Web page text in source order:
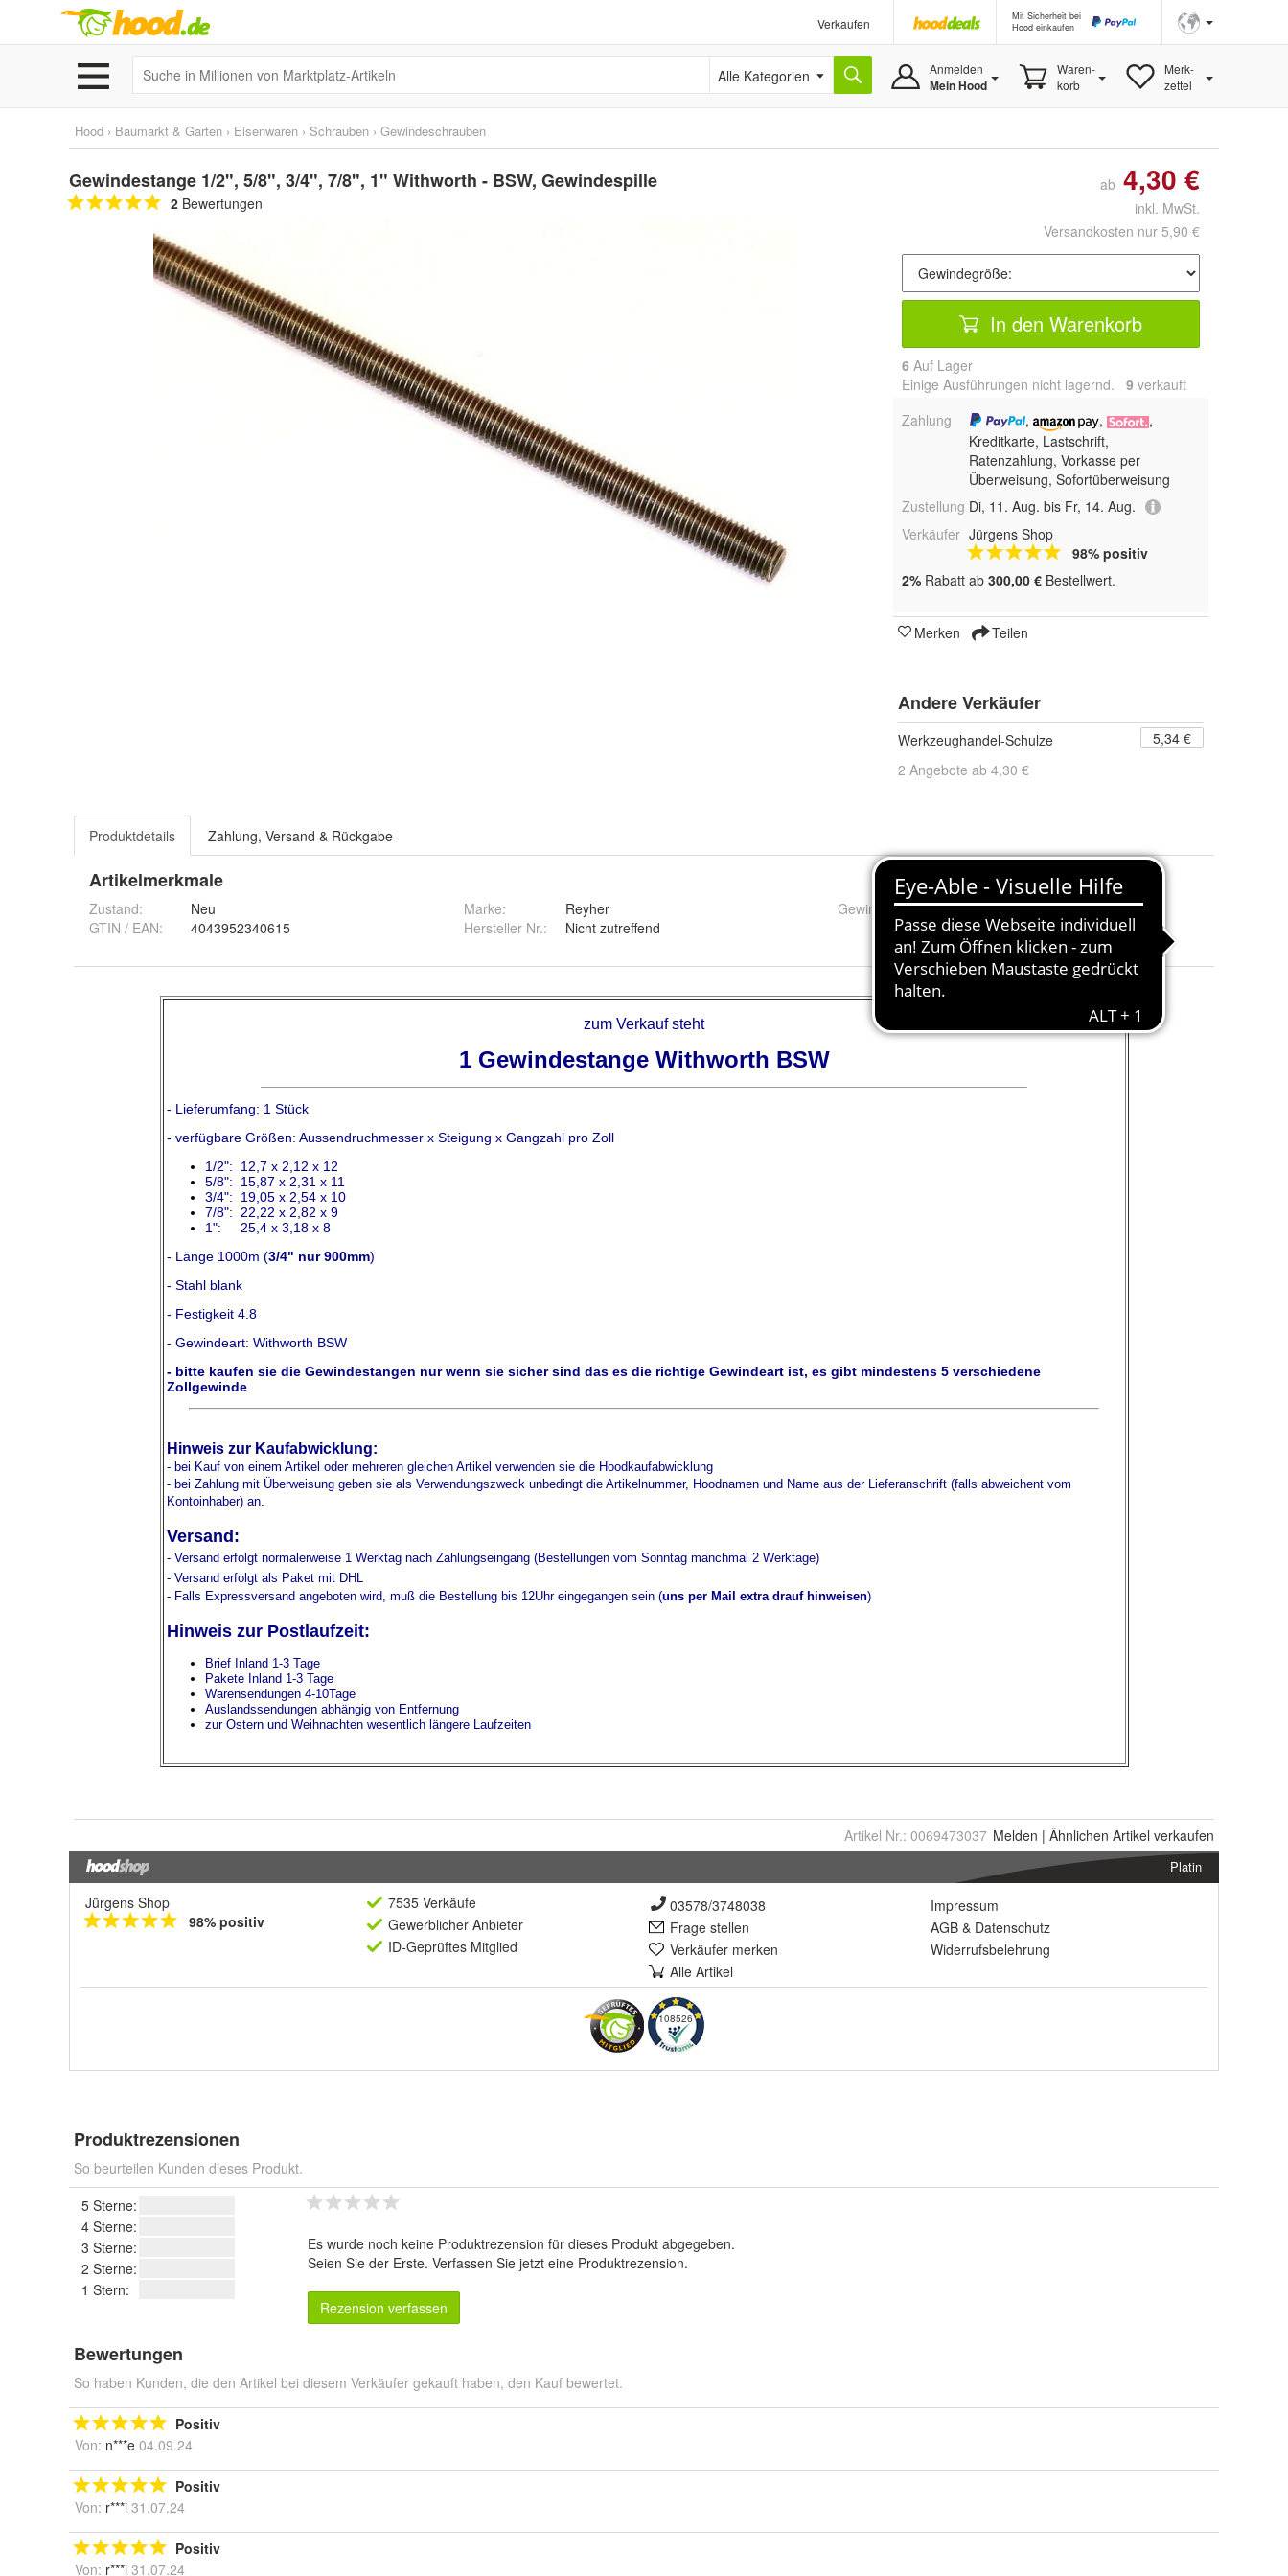
Verkaufen
Mit Sicherheit bei
Hood einkaufen
Alle Kategorien Anmelden
Mein Hood
Waren-
korb
Merk-
zettel
Hood › Baumarkt & Garten › Eisenwaren › Schrauben › Gewindeschrauben
Gewindestange 1/2", 5/8", 3/4", 7/8", 1" Withworth - BSW, Gewindespille
2 Bewertungen
ab 4,30 €
inkl. MwSt.
Versandkosten nur 5,90 €
In den Warenkorb
6 Auf Lager
Einige Ausführungen nicht lagernd. 9 verkauft
Zahlung
, ,
,
Kreditkarte, Lastschrift,
Ratenzahlung, Vorkasse per
Überweisung, Sofortüberweisung
Zustellung Di, 11. Aug. bis Fr, 14. Aug.
Verkäufer Jürgens Shop
98% positiv
2% Rabatt ab 300,00 € Bestellwert.
Merken Teilen
Andere Verkäufer
Werkzeughandel-Schulze
5,34 €
2 Angebote ab 4,30 €
Produktdetails Zahlung, Versand & Rückgabe
Artikelmerkmale
Zustand:
Neu
GTIN / EAN:
4043952340615
Marke:
Reyher
Hersteller Nr.:
Nicht zutreffend
Gewindegröße: 1/2", 5/8", 3/4", 7/8" und 1"
Artikel Nr.: 0069473037 Melden | Ähnlichen Artikel verkaufen
Platin
Jürgens Shop
98% positiv
7535 Verkäufe
Gewerblicher Anbieter
ID-Geprüftes Mitglied
03578/3748038
Frage stellen
Verkäufer merken
Alle Artikel
Impressum
AGB & Datenschutz
Widerrufsbelehrung
108526
Produktrezensionen
So beurteilen Kunden dieses Produkt.
5 Sterne:
4 Sterne:
3 Sterne:
2 Sterne:
1 Stern:
Es wurde noch keine Produktrezension für dieses Produkt abgegeben.
Seien Sie der Erste. Verfassen Sie jetzt eine Produktrezension.
Rezension verfassen
Bewertungen
So haben Kunden, die den Artikel bei diesem Verkäufer gekauft haben, den Kauf bewertet.
Positiv
Von: n***e 04.09.24
Positiv
Von: r***i 31.07.24
Positiv
Von: r***i 31.07.24